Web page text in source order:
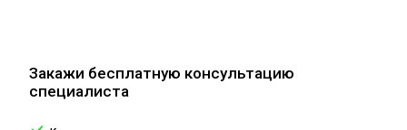
Закажи бесплатную консультацию
специалиста